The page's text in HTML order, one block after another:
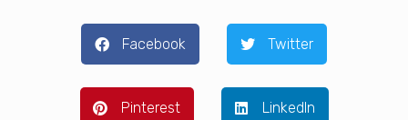
Facebook Twitter
Pinterest LinkedIn